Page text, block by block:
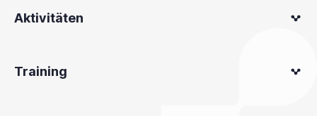
Aktivitäten
Training